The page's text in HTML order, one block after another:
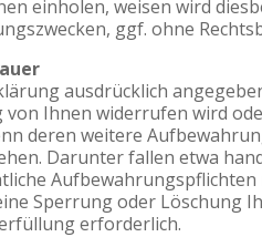
einholen, weisen wird
ggf. ohne
ausdrücklich
Ihnen widerrufen wird
deren weitere
Darunter fallen etwa
Sperrung oder Löschung
erforderlich.